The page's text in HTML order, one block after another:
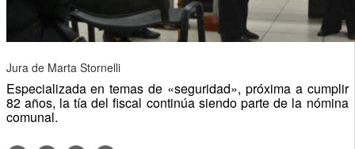
Jura de Marta Stornelli
Especializada en temas de «seguridad», próxima a cumplir
82 años, la tía del fiscal continúa siendo parte de la nómina
comunal.